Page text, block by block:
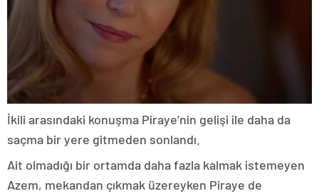
İkili arasındaki konuşma Piraye’nin gelişi ile daha da
saçma bir yere gitmeden sonlandı.
Ait olmadığı bir ortamda daha fazla kalmak istemeyen
Azem, mekandan çıkmak üzereyken Piraye de